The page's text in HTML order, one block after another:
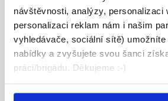
návštěvnosti, analýzy, personalizaci
personalizaci reklam nám i našim
vyhledávače, sociální sítě)
nabídky a zvyšujete svou šanci
práci/brigádu. Děkujeme :-)
Noční úklid kuchyně
na brigádu nebo
Máte přes den plno práce a hodila
Mladá Boleslav